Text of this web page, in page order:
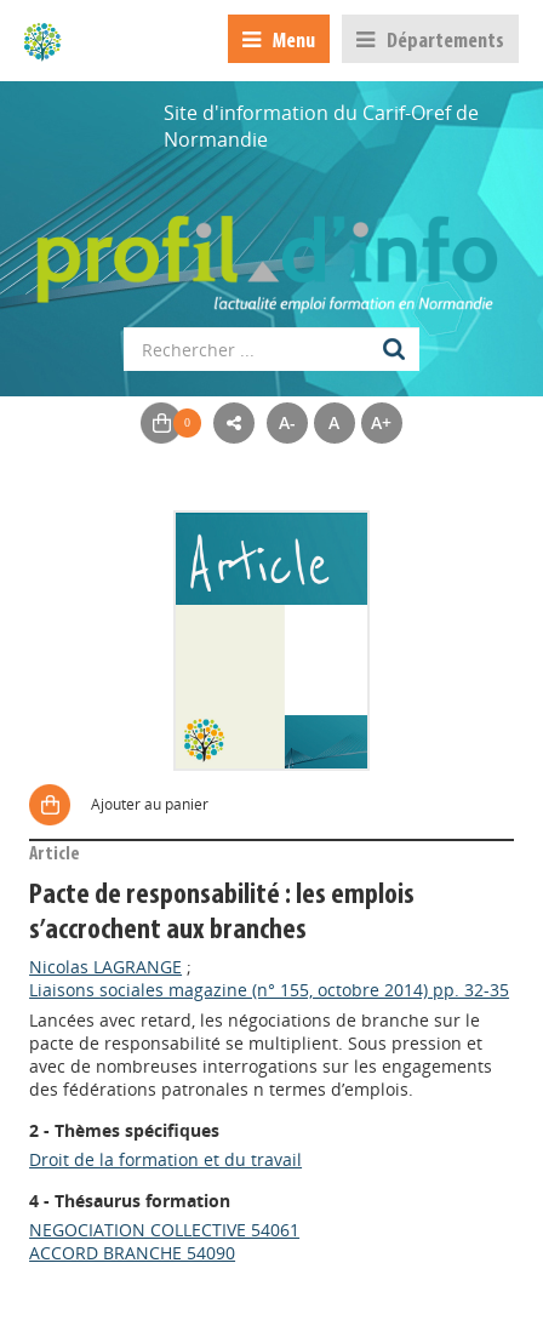
Menu Départements
Site d'information du Carif-Oref de
Normandie
A- A A+
Ajouter au panier
Article
Pacte de responsabilité : les emplois
s’accrochent aux branches
Nicolas LAGRANGE ;
Liaisons sociales magazine (n° 155, octobre 2014) pp. 32-35
Lancées avec retard, les négociations de branche sur le
pacte de responsabilité se multiplient. Sous pression et
avec de nombreuses interrogations sur les engagements
des fédérations patronales n termes d’emplois.
2 - Thèmes spécifiques
Droit de la formation et du travail
4 - Thésaurus formation
NEGOCIATION COLLECTIVE 54061
ACCORD BRANCHE 54090
Appels à projets